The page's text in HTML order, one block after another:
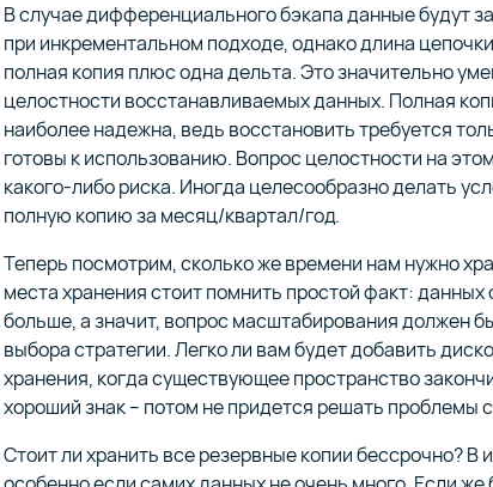
В случае дифференциального бэкапа данные будут
при инкрементальном подходе, однако длина
полная копия плюс одна дельта. Это значительно
целостности восстанавливаемых данных. Полная
наиболее надежна, ведь восстановить требуется
готовы к использованию. Вопрос целостности на
какого-либо риска. Иногда целесообразно делать
полную копию за месяц/квартал/год.
Теперь посмотрим, сколько же времени нам нужно
места хранения стоит помнить простой факт:
больше, а значит, вопрос масштабирования должен
выбора стратегии. Легко ли вам будет добавить
хранения, когда существующее пространство
хороший знак – потом не придется решать проблемы
Стоит ли хранить все резервные копии бессрочно? В